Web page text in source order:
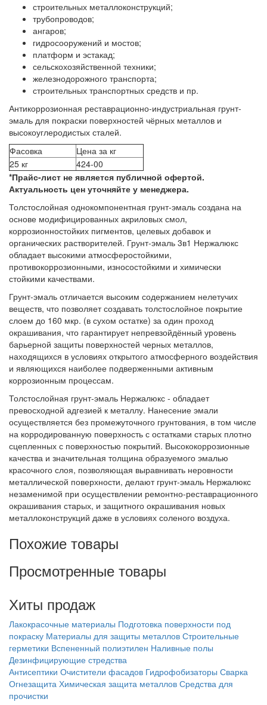
строительных металлоконструкций;
трубопроводов;
ангаров;
гидросооружений и мостов;
платформ и эстакад;
сельскохозяйственной техники;
железнодорожного транспорта;
строительных транспортных средств и пр.
Антикоррозионная реставрационно-индустриальная грунт-
эмаль для покраски поверхностей чёрных металлов и
высокоуглеродистых сталей.
Фасовка
Цена за кг
25 кг
424-00
*Прайс-лист не является публичной офертой.
Актуальность цен уточняйте у менеджера.
Толстослойная однокомпонентная грунт-эмаль создана на
основе модифицированных акриловых смол,
коррозионностойких пигментов, целевых добавок и
органических растворителей. Грунт-эмаль 3в1 Нержалюкс
обладает высокими атмосферостойкими,
противокоррозионными, износостойкими и химически
стойкими качествами.
Грунт-эмаль отличается высоким содержанием нелетучих
веществ, что позволяет создавать толстослойное покрытие
слоем до 160 мкр. (в сухом остатке) за один проход
окрашивания, что гарантирует непревзойдённый уровень
барьерной защиты поверхностей черных металлов,
находящихся в условиях открытого атмосферного воздействия
и являющихся наиболее подверженными активным
коррозионным процессам.
Толстослойная грунт-эмаль Нержалюкс - обладает
превосходной адгезией к металлу. Нанесение эмали
осуществляется без промежуточного грунтования, в том числе
на корродированную поверхность с остатками старых плотно
сцепленных с поверхностью покрытий. Высококоррозионные
качества и значительная толщина образуемого эмалью
красочного слоя, позволяющая выравнивать неровности
металлической поверхности, делают грунт-эмаль Нержалюкс
незаменимой при осуществлении ремонтно-реставрационного
окрашивания старых, и защитного окрашивания новых
металлоконструкций даже в условиях соленого воздуха.
Похожие товары
Просмотренные товары
Хиты продаж
Лакокрасочные материалы Подготовка поверхности под
покраску Материалы для защиты металлов Строительные
герметики Вспененный полиэтилен Наливные полы
Дезинфицирующие стредства
Антисептики Очистители фасадов Гидрофобизаторы Сварка
Огнезащита Химическая защита металлов Средства для
прочистки